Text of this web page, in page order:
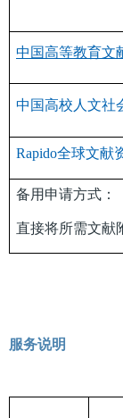
中国高等教育文
中国高校人文社
Rapido全球文献
备用申请方式：
直接将所需文献
服务说明